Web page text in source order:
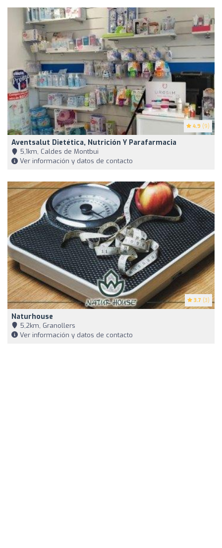
4.9 (9)
Aventsalut Dietética, Nutrición Y Parafarmacia
5,1km, Caldes de Montbui
Ver información y datos de contacto
3.7 (3)
Naturhouse
5,2km, Granollers
Ver información y datos de contacto